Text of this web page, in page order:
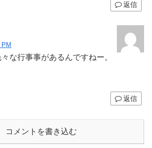
返信
な行事事があるんですねー。
返信
コメントを書き込む